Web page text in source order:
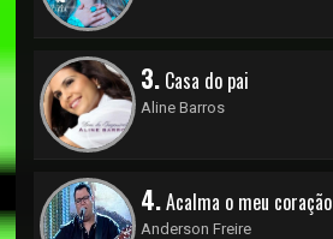
3. Casa do pai
Aline Barros
4.Acalma o meu coração
Anderson Freire